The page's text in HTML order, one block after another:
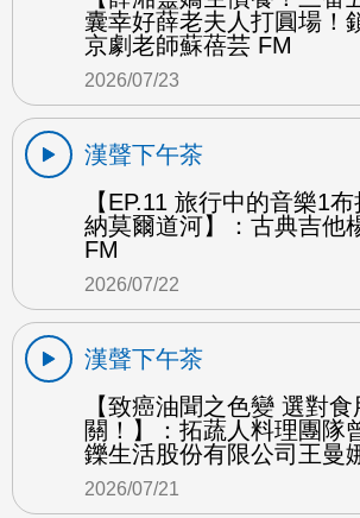
囊幸好薛老夫人打圓場！
京劇老師蘇蓓芸 FM
2026/07/23
漢聲下午茶
【EP.11 旅行中的音樂1
納莫爾道河】：古典吉他
FM
2026/07/22
漢聲下午茶
【致癌油聞之色變 選對
關！】：拓蔬人料理團隊
鑠生活股份有限公司王曼
2026/07/21